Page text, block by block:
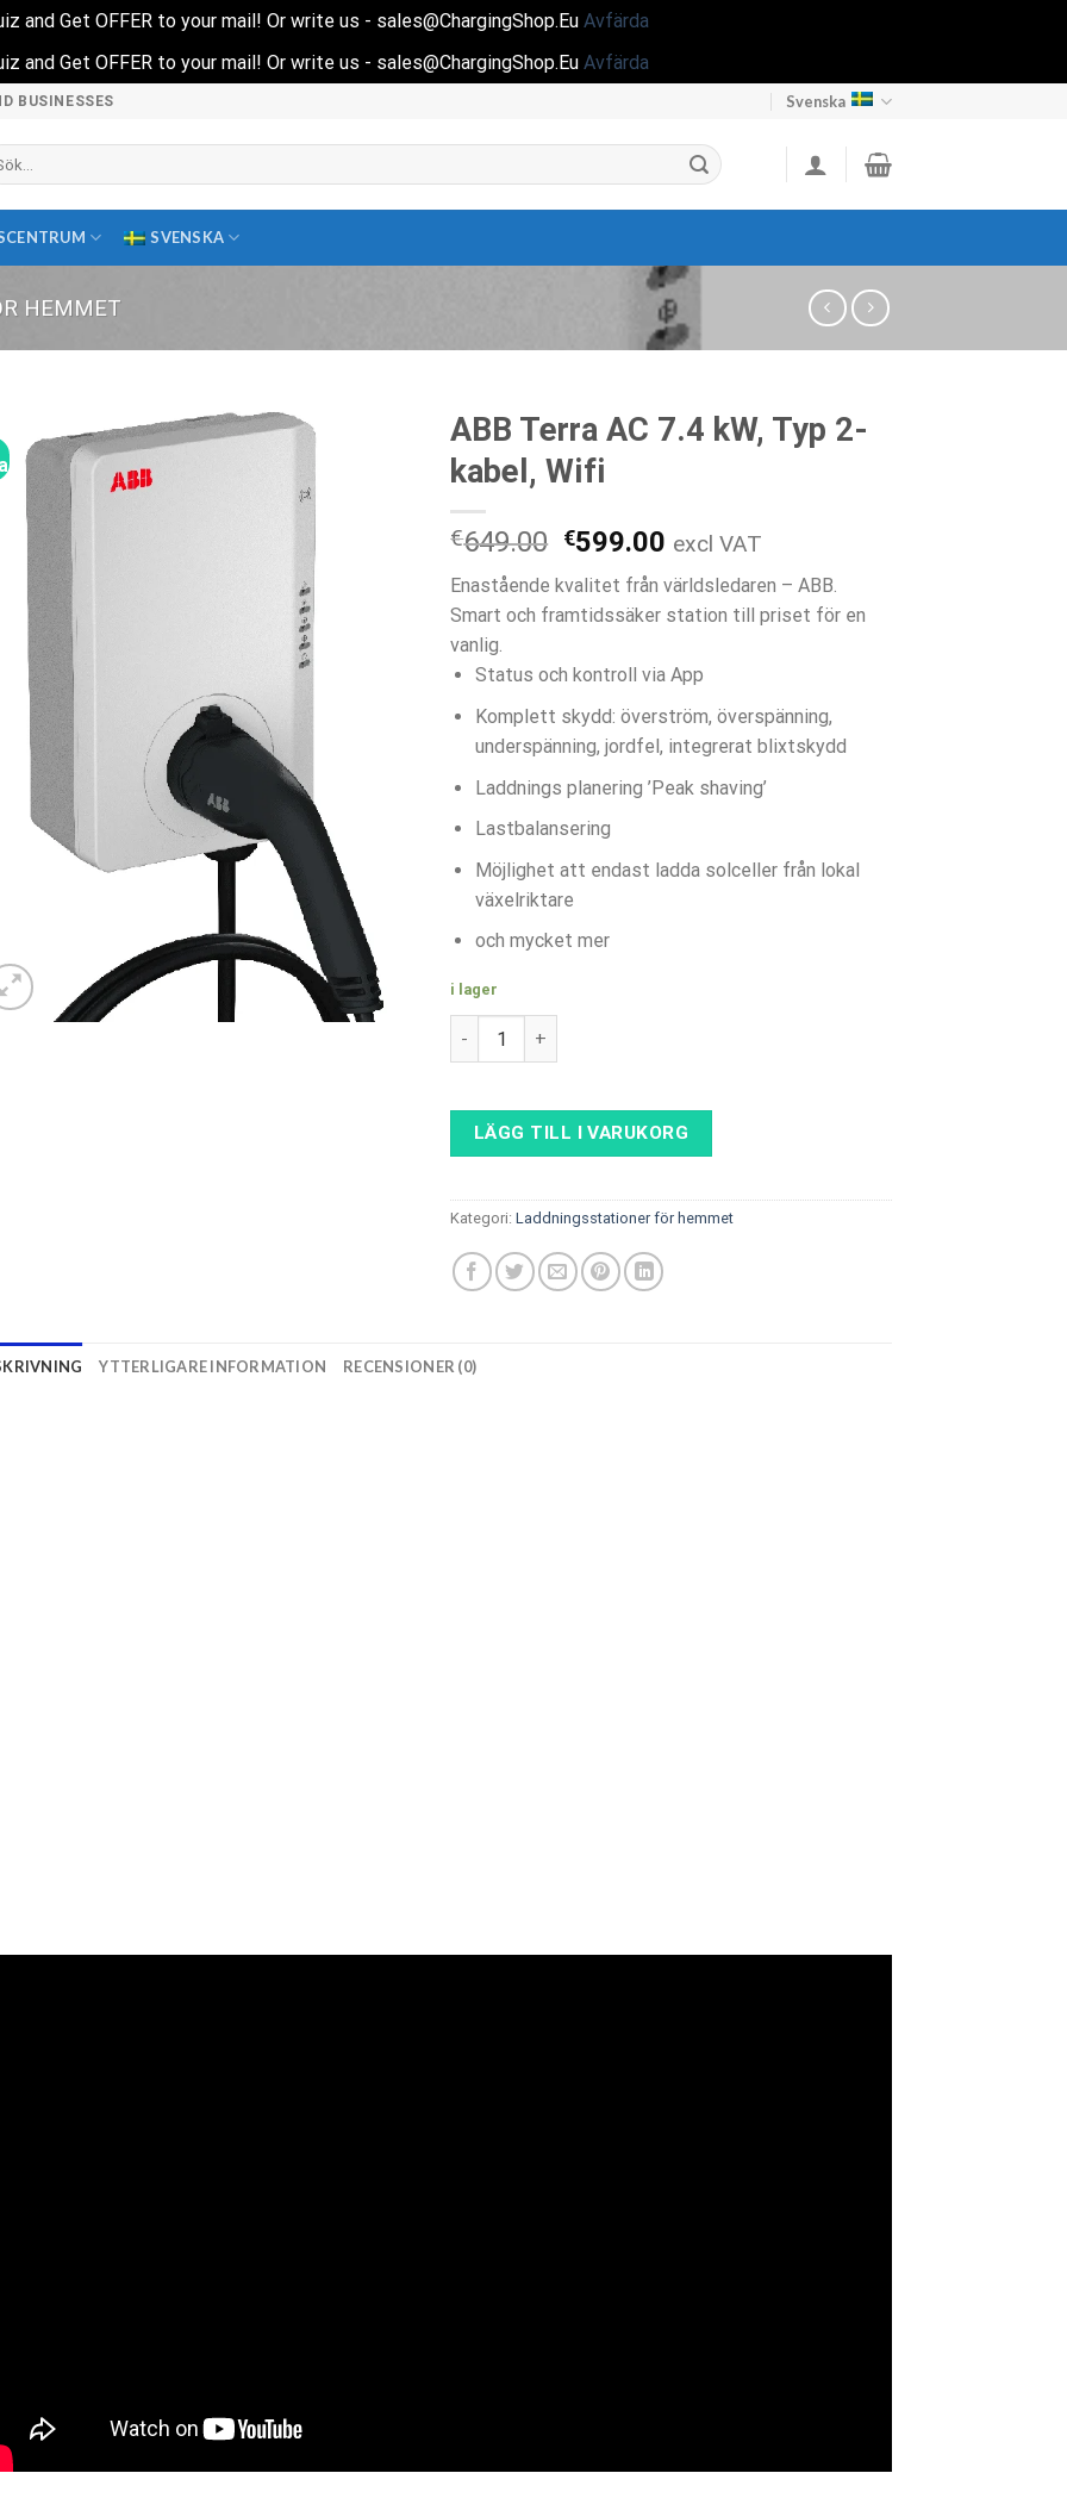
and Get OFFER to your mail! Or write us - sales@ChargingShop.Eu Avfärda
and Get OFFER to your mail! Or write us - sales@ChargingShop.Eu Avfärda
BUSINESSES Svenska
SVENSKA
HEMMET
ABB Terra AC 7.4 kW, Typ 2-
kabel, Wifi
€649.00 Det
ursprungliga
priset
var:
€599.00 Det
nuvarande
priset
är:
excl VAT
Enastående kvalitet från världsledaren – ABB.
Smart och framtidssäker station till priset för en
vanlig.
Status och kontroll via App
Komplett skydd: överström, överspänning,
underspänning, jordfel, integrerat blixtskydd
Laddnings planering ’Peak shaving’
Lastbalansering
Möjlighet att endast ladda solceller från lokal
växelriktare
och mycket mer
i lager
ABB Terra AC 7.4 kW, Typ 2-kabel, Wifi mängd
LÄGG TILL I VARUKORG
Kategori:Laddningsstationer för hemmet
YTTERLIGARE INFORMATION RECENSIONER (0)